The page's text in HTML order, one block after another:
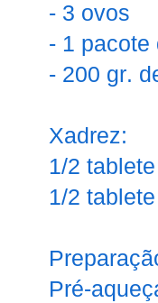
- 3 ovos
- 1 pacote
- 200 gr.
Xadrez:
1/2
1/2
Pré-